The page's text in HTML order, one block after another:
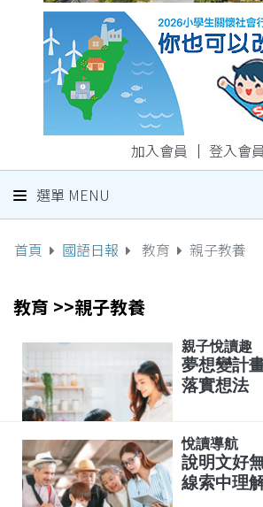
加入會員 ｜ 登入會員
選單 MENU
首頁 國語日報 教育 親子教養
教育 >>親子教養
親子悅讀趣
夢想變計
落實想法
悅讀導航
說明文好
線索中理